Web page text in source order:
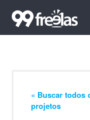
« Buscar todos
projetos